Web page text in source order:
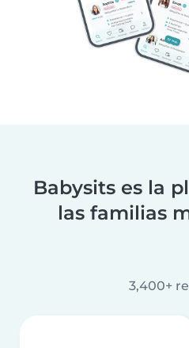
Babysits es la
las familias
3,400+